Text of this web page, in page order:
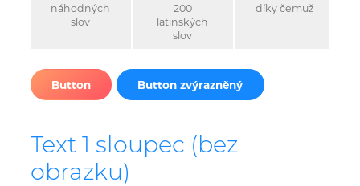
náhodných
slov
200
latinských
slov
díky čemuž
Button Button zvýrazněný
Text 1 sloupec (bez
obrazku)